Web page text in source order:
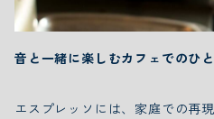
音と一緒に楽しむカフェでのひ
エスプレッソには、家庭での再